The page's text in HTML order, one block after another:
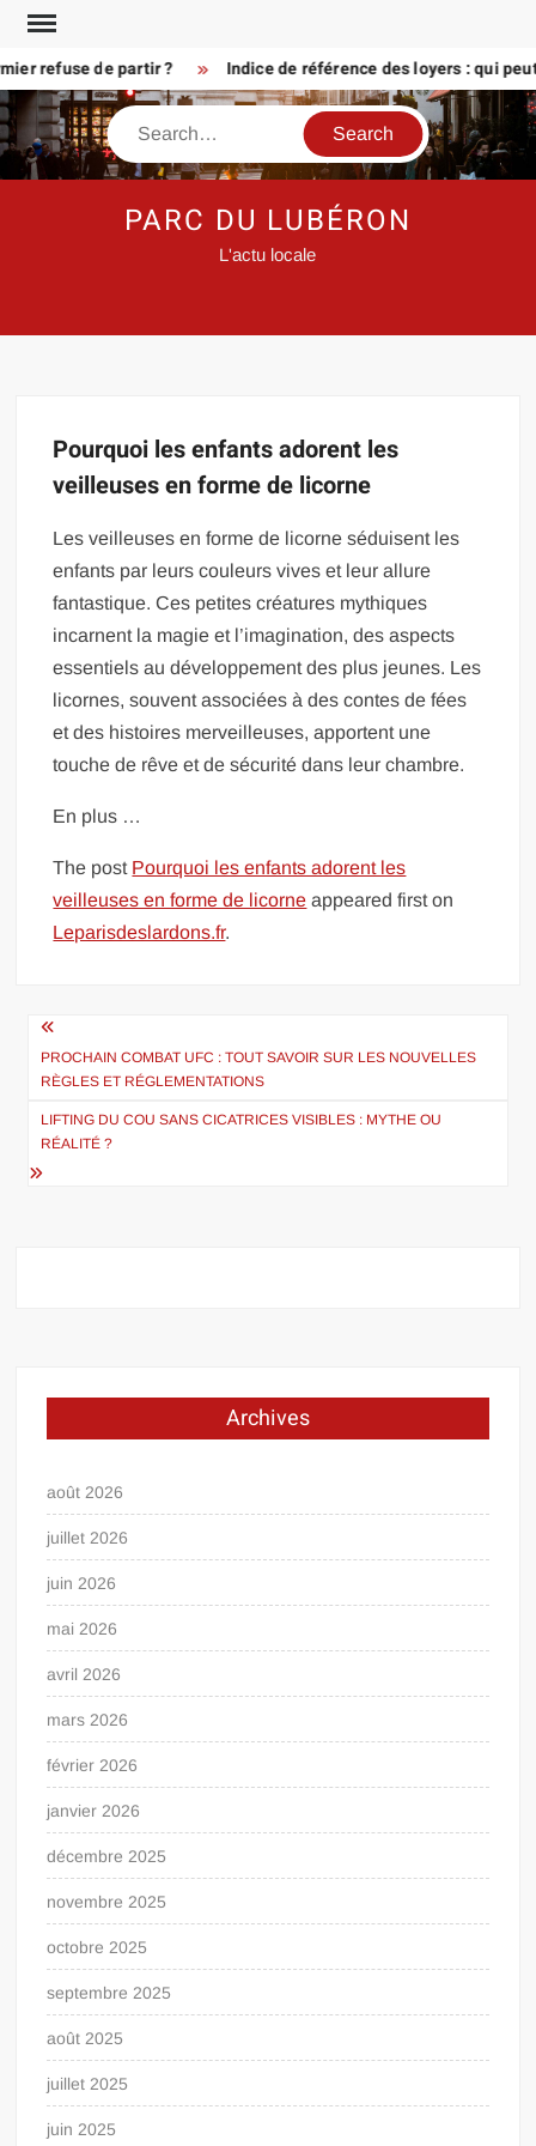
Skip
contentrefuse de partir ? Indice de référence des loyers : qui
Search
PARC DU LUBÉRON
L'actu locale
Pourquoi les enfants adorent les
veilleuses en forme de licorne
Les veilleuses en forme de licorne séduisent les
enfants par leurs couleurs vives et leur allure
fantastique. Ces petites créatures mythiques
incarnent la magie et l’imagination, des aspects
essentiels au développement des plus jeunes. Les
licornes, souvent associées à des contes de fées
et des histoires merveilleuses, apportent une
touche de rêve et de sécurité dans leur chambre.
En plus …
The post Pourquoi les enfants adorent les
veilleuses en forme de licorne appeared first on
Leparisdeslardons.fr.
Navigation
de
l’article
PROCHAIN COMBAT UFC : TOUT SAVOIR SUR LES NOUVELLES
RÈGLES ET RÉGLEMENTATIONS
LIFTING DU COU SANS CICATRICES VISIBLES : MYTHE OU
RÉALITÉ ?
Archives
août 2026
juillet 2026
juin 2026
mai 2026
avril 2026
mars 2026
février 2026
janvier 2026
décembre 2025
novembre 2025
octobre 2025
septembre 2025
août 2025
juillet 2025
juin 2025